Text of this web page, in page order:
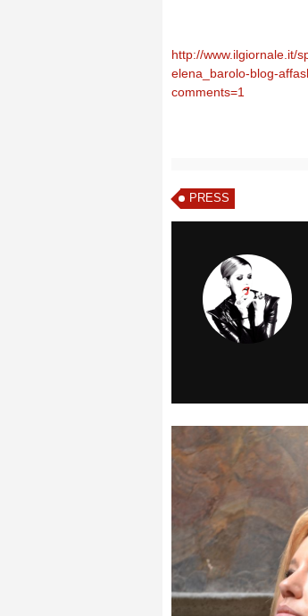
http://www.ilgiornale.it/
elena_barolo-blog-
comments=1
PRESS